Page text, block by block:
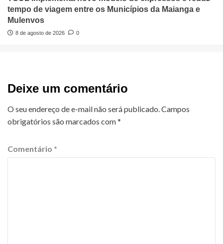
tempo de viagem entre os Municípios da Maianga e
Mulenvos
8 de agosto de 2026 0
Deixe um comentário
O seu endereço de e-mail não será publicado.Campos
obrigatórios são marcados com*
Comentário *